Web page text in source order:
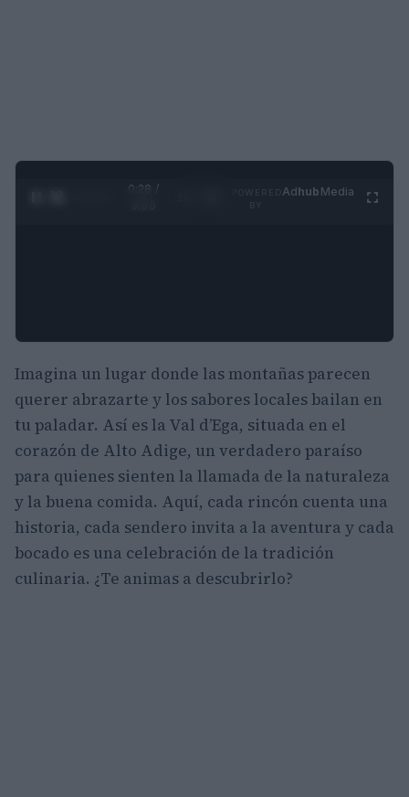
0:29 /
Adhub Media
Imagina un lugar donde las montañas parecen
querer abrazarte y los sabores locales bailan en
tu paladar. Así es la Val d’Ega, situada en el
corazón de Alto Adige, un verdadero paraíso
para quienes sienten la llamada de la naturaleza
y la buena comida. Aquí, cada rincón cuenta una
historia, cada sendero invita a la aventura y cada
bocado es una celebración de la tradición
culinaria. ¿Te animas a descubrirlo?